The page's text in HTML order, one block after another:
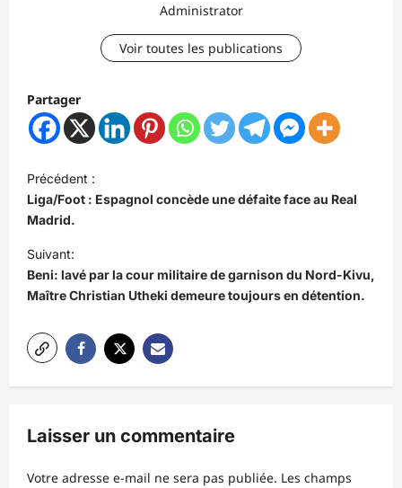
Administrator
Voir toutes les publications
Partager
a
v
i
g
a
t
i
o
d
’
Précédent :
Liga/Foot : Espagnol concède une défaite face au Real
Madrid.
Suivant:
Beni: lavé par la cour militaire de garnison du Nord-Kivu,
Maître Christian Utheki demeure toujours en détention.
Laisser un commentaire
Votre adresse e-mail ne sera pas publiée. Les champs